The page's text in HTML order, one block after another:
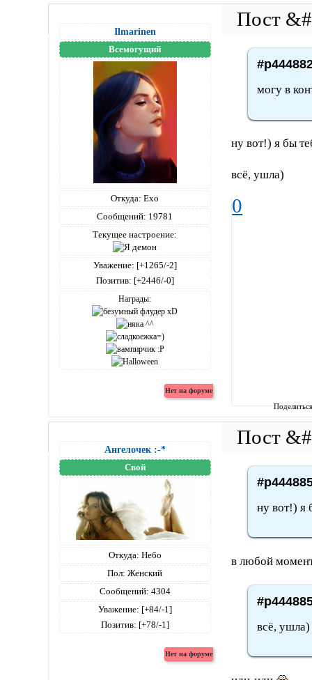
Ilmarinen
Всемогущий
Откуда: Ехо
Сообщений: 19781
Текущее настроение:
Уважение: [+1265/-2]
Позитив: [+2446/-0]
Награды:
могу в
ну вот!) я бы
всё, ушла)
0
Ангелочек :-*
Свой
Откуда: Небо
Пол: Женский
Сообщений: 4304
Уважение: [+84/-1]
Позитив: [+78/-1]
ну вот!) я
в любой
всё, ушла)